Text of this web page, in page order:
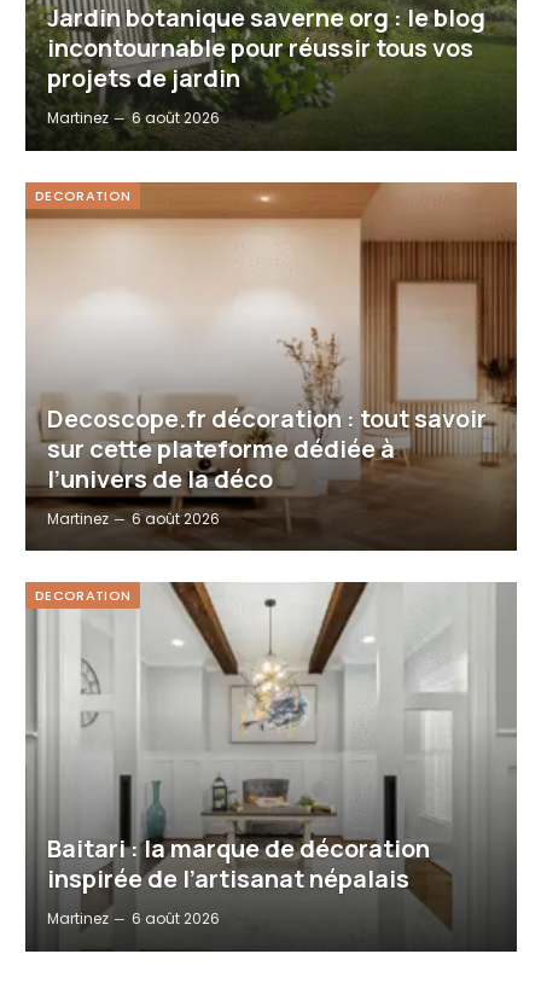
Jardin botanique saverne org : le blog
incontournable pour réussir tous vos
projets de jardin
Martinez 6 août 2026
DECORATION
Decoscope.fr décoration : tout savoir
sur cette plateforme dédiée à
l’univers de la déco
Martinez 6 août 2026
DECORATION
Baitari : la marque de décoration
inspirée de l’artisanat népalais
Martinez 6 août 2026